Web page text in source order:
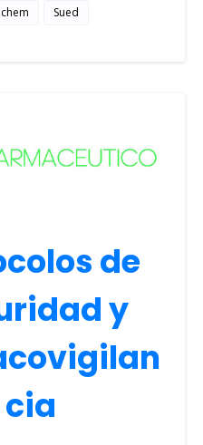
Sued
de
y
cia